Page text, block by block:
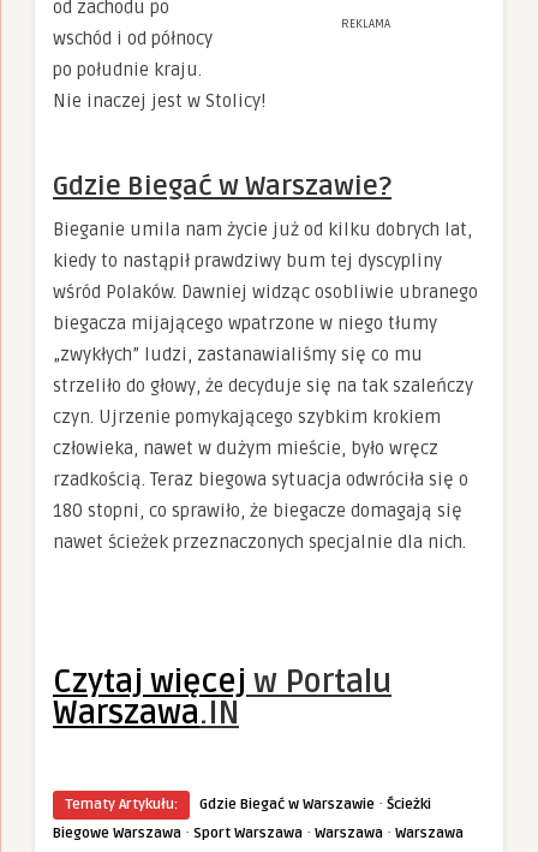
REKLAMA
od zachodu po
wschód i od północy
po południe kraju.
Nie inaczej jest w Stolicy!
Gdzie Biegać w Warszawie?
Bieganie umila nam życie już od kilku dobrych lat,
kiedy to nastąpił prawdziwy bum tej dyscypliny
wśród Polaków. Dawniej widząc osobliwie ubranego
biegacza mijającego wpatrzone w niego tłumy
„zwykłych” ludzi, zastanawialiśmy się co mu
strzeliło do głowy, że decyduje się na tak szaleńczy
czyn. Ujrzenie pomykającego szybkim krokiem
człowieka, nawet w dużym mieście, było wręcz
rzadkością. Teraz biegowa sytuacja odwróciła się o
180 stopni, co sprawiło, że biegacze domagają się
nawet ścieżek przeznaczonych specjalnie dla nich.
Czytaj więcej w Portalu
Warszawa.IN
Tematy Artykułu: Gdzie Biegać w Warszawie · Ścieżki
Biegowe Warszawa · Sport Warszawa · Warszawa · Warszawa